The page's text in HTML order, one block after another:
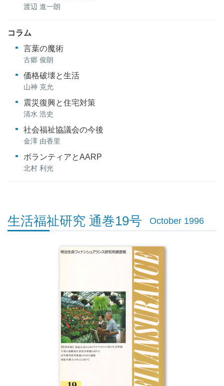
渡辺 進一朗
コラム
言葉の魔術
古郷 俊朗
価格破壊と生活
山神 克允
震災復興と住宅対策
清水 浩史
社会福祉協議会の今後
金澤 由香里
ボランティアとAARP
北村 利光
生活福祉研究 通巻19号 October 1996